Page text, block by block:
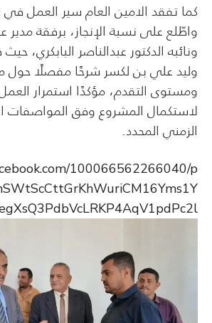
كما تفقد الامين العام سير العمل
واطّلع على نسبة الإنجاز، برفقة
ونائبه الدكتور عبدالناصر البابكري،
وليد علي بن لكسر شرحًا مفصلًا حول
ومستوى التقدم، مؤكدًا استمرار العمل
لاستكمال المشروع وفق المواصفات
الزمني المحدد.
100066562266040/p